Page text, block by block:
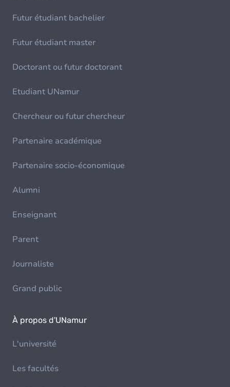
Futur étudiant bachelier
Futur étudiant master
Doctorant ou futur doctorant
Etudiant UNamur
Chercheur ou futur chercheur
Partenaire académique
Partenaire socio-économique
Alumni
Enseignant
Parent
Journaliste
Grand public
À propos d'UNamur
L'université
Les facultés